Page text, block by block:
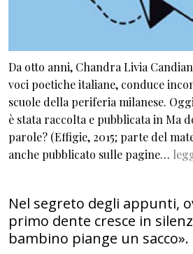
Da otto anni, Chandra Livia
voci poetiche italiane, conduce
scuole della periferia milanese.
è stata raccolta e pubblicata in Ma
parole? (Effigie, 2015; parte del
anche pubblicato sulle pagine…
Nel segreto degli appunti,
primo dente cresce in
bambino piange un sacco».